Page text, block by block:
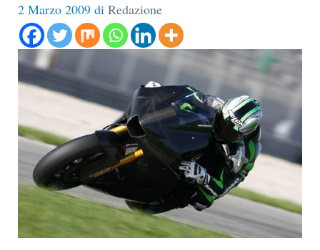
2 Marzo 2009 di Redazione